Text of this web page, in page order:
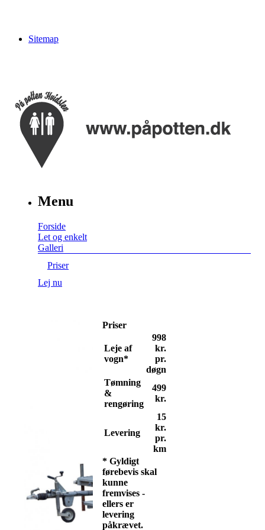
Sitemap
Menu
Forside
Let og enkelt
Galleri
Priser
Lej nu
Priser
Leje af
vogn*
998
kr.
pr.
døgn
Tømning
&
rengøring
499
kr.
Levering
15
kr.
pr.
km
* Gyldigt
førebevis skal
kunne
fremvises -
ellers er
levering
påkrævet.